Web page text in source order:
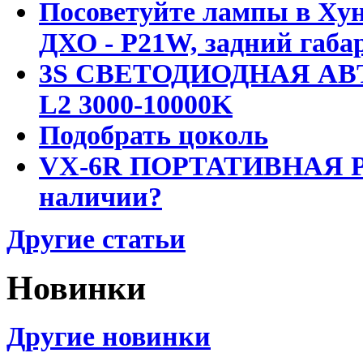
Посоветуйте лампы в
ДХО - P21W, задний
3S СВЕТОДИОДНАЯ
L2 3000-10000K
Подобрать цоколь
VX-6R ПОРТАТИВНАЯ
наличии?
Другие статьи
Новинки
Другие новинки